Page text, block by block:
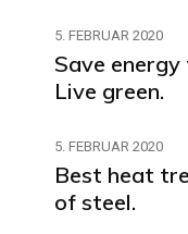
5. FEBRUAR 2020
Save energy
Live green.
5. FEBRUAR 2020
Best heat
of steel.